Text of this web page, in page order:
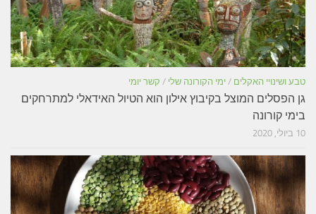
טבע ושינויי האקלים / ימי הקורונה שלי / קשר יומי
גן הפסלים המוצל בקיבוץ אילון הוא הטיול האידאלי למתרחקים
בימי קורונה
10 ביולי, 2020